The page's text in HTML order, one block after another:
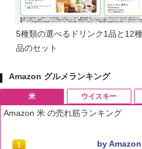
5種類の選べるドリンク1品と12
品のセット
Amazon グルメランキング
米
Amazon 米 の売れ筋ランキング
1 by
ウイスキー